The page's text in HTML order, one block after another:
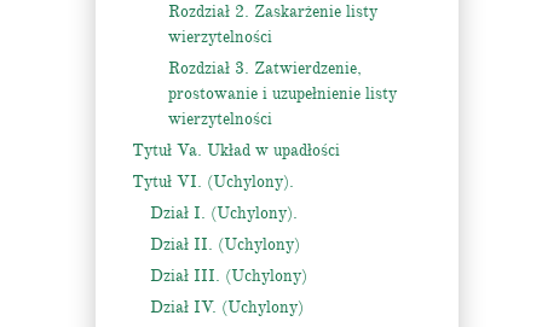
Rozdział 2. Zaskarżenie listy
wierzytelności
Rozdział 3. Zatwierdzenie,
prostowanie i uzupełnienie listy
wierzytelności
Tytuł Va. Układ w upadłości
Tytuł VI. (Uchylony).
Dział I. (Uchylony).
Dział II. (Uchylony)
Dział III. (Uchylony)
Dział IV. (Uchylony)